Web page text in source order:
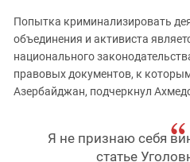
Попытка криминализировать
объединения и активиста
национального
правовых документов, к
Азербайджан, подчеркнул
Я не признаю себя
статье